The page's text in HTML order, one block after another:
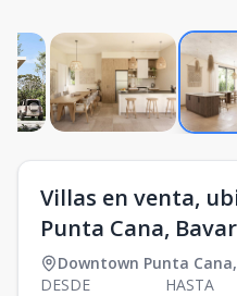
Villas en venta,
Punta Cana,
Downtown Punta Cana,
DESDE
HASTA